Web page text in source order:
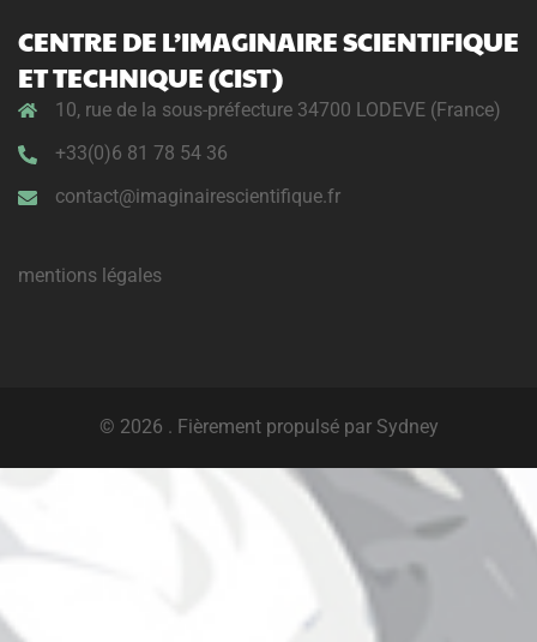
CENTRE DE L’IMAGINAIRE SCIENTIFIQUE
ET TECHNIQUE (CIST)
10, rue de la sous-préfecture 34700 LODEVE (France)
+33(0)6 81 78 54 36
contact@imaginairescientifique.fr
mentions légales
© 2026 . Fièrement propulsé par Sydney